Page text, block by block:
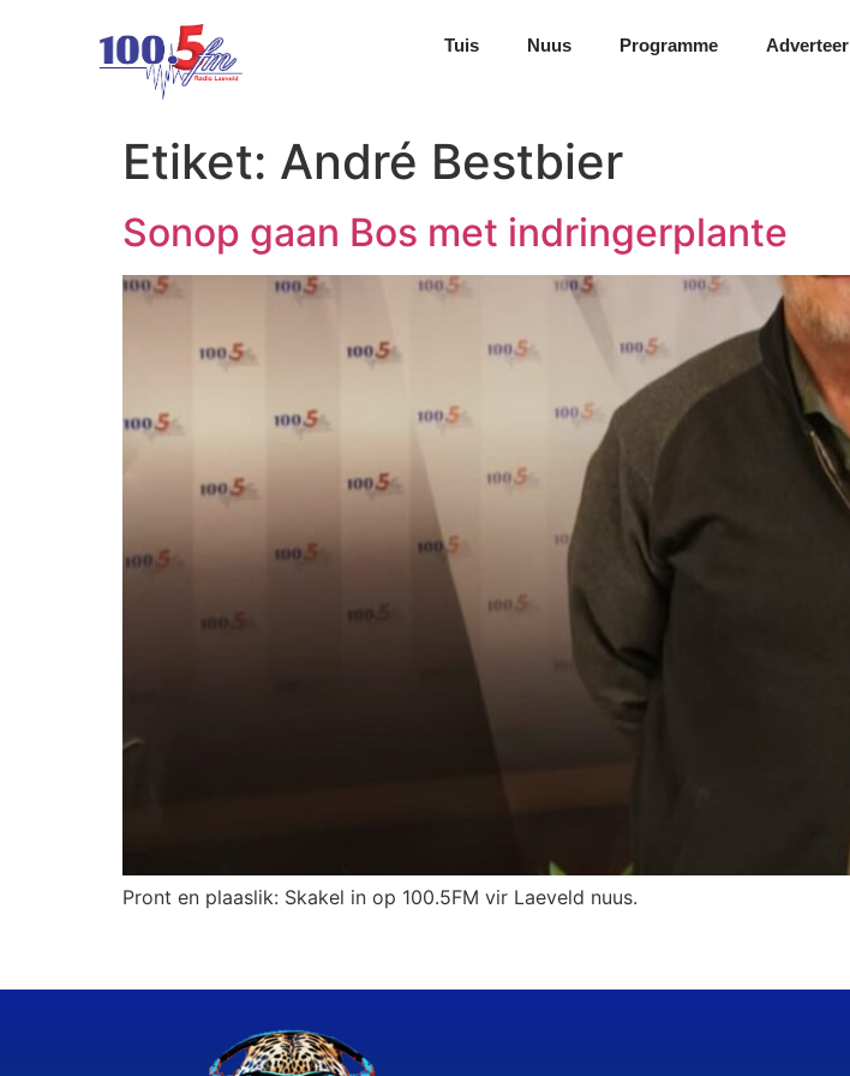
Tuis Nuus Programme Adverteer
Etiket: André Bestbier
Sonop gaan Bos met indringerplante
Pront en plaaslik: Skakel in op 100.5FM vir Laeveld nuus.